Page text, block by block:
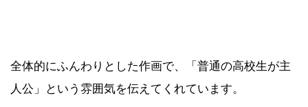
全体的にふんわりとした作画で、「普通の高校生が主
人公」という雰囲気を伝えてくれています。